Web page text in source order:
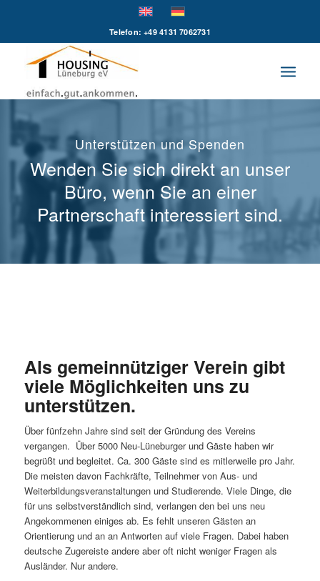
Telefon: +49 4131 7062731
Unterstützen und Spenden
Wenden Sie sich direkt an unser
Büro, wenn Sie an einer
Partnerschaft interessiert sind.
Als gemeinnütziger Verein gibt
viele Möglichkeiten uns zu
unterstützen.
Über fünfzehn Jahre sind seit der Gründung des Vereins
vergangen. Über 5000 Neu-Lüneburger und Gäste haben wir
begrüßt und begleitet. Ca. 300 Gäste sind es mitlerweile pro Jahr.
Die meisten davon Fachkräfte, Teilnehmer von Aus- und
Weiterbildungsveranstaltungen und Studierende. Viele Dinge, die
für uns selbstverständlich sind, verlangen den bei uns neu
Angekommenen einiges ab. Es fehlt unseren Gästen an
Orientierung und an an Antworten auf viele Fragen. Dabei haben
deutsche Zugereiste andere aber oft nicht weniger Fragen als
Ausländer. Nur andere.